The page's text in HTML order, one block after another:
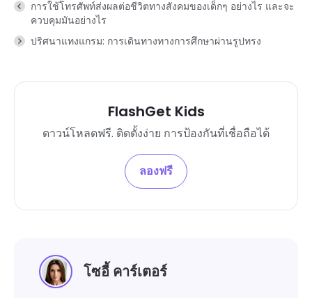
การใช้โทรศัพท์ส่งผลต่อชีวิตทางสังคมของเด็กๆ อย่างไร และจะ
ควบคุมมันอย่างไร
ปริศนาแทงแกรม: การเดินทางทางการศึกษาผ่านรูปทรง
FlashGet Kids
ดาวน์โหลดฟรี. ติดตั้งง่าย การป้องกันที่เชื่อถือได้
ลองฟรี
โซอี้ คาร์เตอร์